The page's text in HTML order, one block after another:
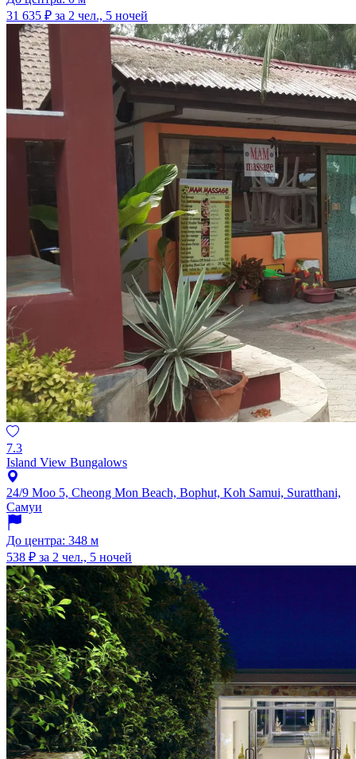
31 635 ₽ за 2 чел., 5 ночей
7.3
Island View Bungalows
24/9 Moo 5, Cheong Mon Beach, Bophut, Koh Samui, Suratthani,
Самуи
До центра: 348 м
538 ₽ за 2 чел., 5 ночей